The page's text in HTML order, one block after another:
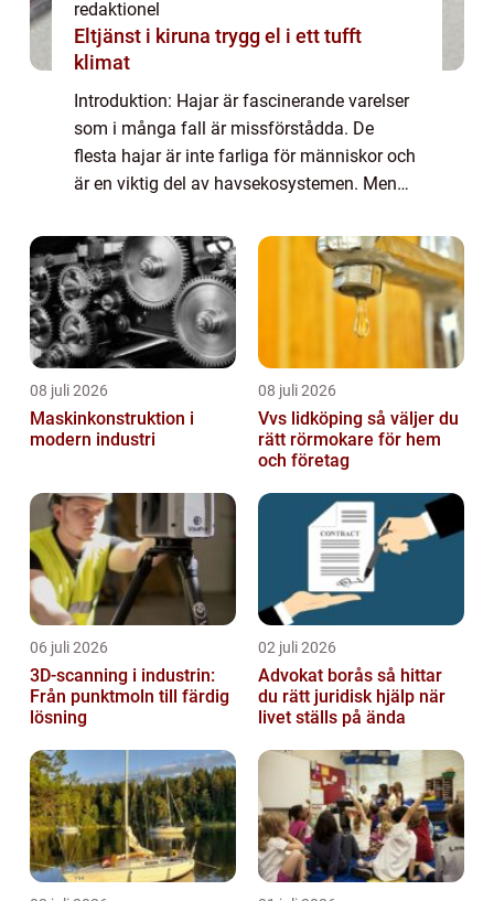
redaktionel
Eltjänst i kiruna trygg el i ett tufft
klimat
Introduktion: Hajar är fascinerande varelser
som i många fall är missförstådda. De
flesta hajar är inte farliga för människor och
är en viktig del av havsekosystemen. Men
slå snabbare och skapar skräck p...
08 juli 2026
Maskinkonstruktion i
modern industri
08 juli 2026
Vvs lidköping så väljer du
rätt rörmokare för hem
och företag
06 juli 2026
3D-scanning i industrin:
Från punktmoln till färdig
lösning
02 juli 2026
Advokat borås så hittar
du rätt juridisk hjälp när
livet ställs på ända